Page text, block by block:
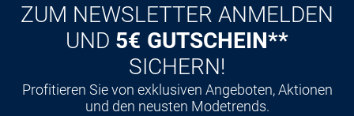
ZUM NEWSLETTER ANMELDEN
UND 5€ GUTSCHEIN**
SICHERN!
Profitieren Sie von exklusiven Angeboten, Aktionen
und den neusten Modetrends.